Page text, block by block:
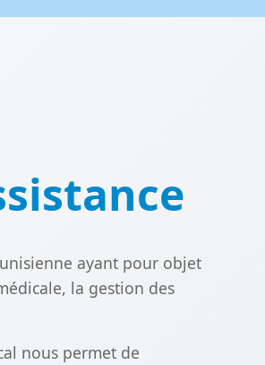
ayant pour objet
la gestion des
nous permet de